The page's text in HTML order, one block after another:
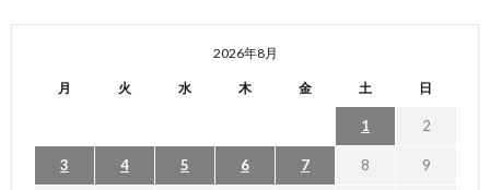
2026年8月
月 火 水 木 金 土 日
1 2
3 4 5 6 7 8 9